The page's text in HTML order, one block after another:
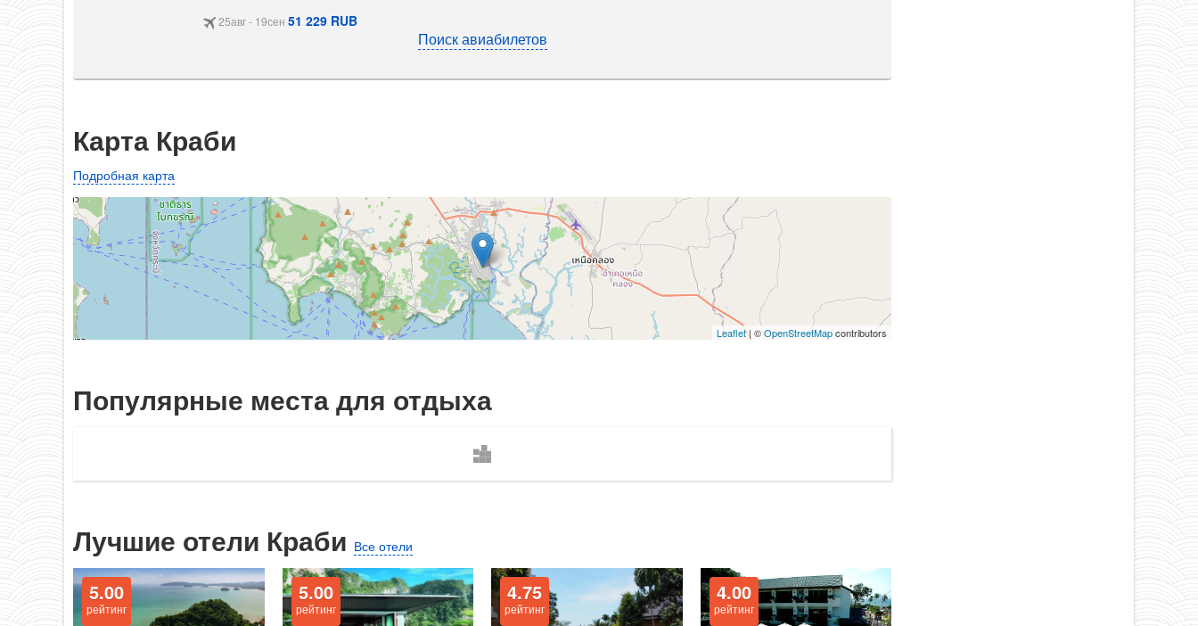
25авг - 19сен 51 229 RUB
Поиск авиабилетов
Карта Краби
Подробная карта
Leaflet| ©OpenStreetMapcontributors
Популярные места для отдыха
Лучшие отели Краби Все отели
5.00
рейтинг
5.00
рейтинг
4.75
рейтинг
4.00
рейтинг